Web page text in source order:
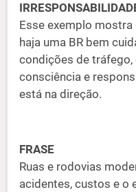
Esse exemplo
haja uma BR bem
condições de
consciência e
está na direção.
FRASE
Ruas e rodovias
acidentes, custos e o